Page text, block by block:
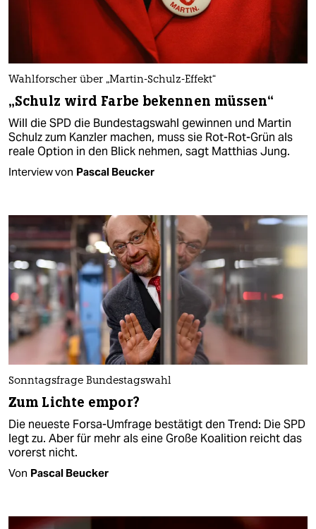
Wahlforscher über „Martin-Schulz-Effekt“
„Schulz wird Farbe bekennen müssen“
Will die SPD die Bundestagswahl gewinnen und Martin
Schulz zum Kanzler machen, muss sie Rot-Rot-Grün als
reale Option in den Blick nehmen, sagt Matthias Jung.
Interview von Pascal Beucker
Sonntagsfrage Bundestagswahl
Zum Lichte empor?
Die neueste Forsa-Umfrage bestätigt den Trend: Die SPD
legt zu. Aber für mehr als eine Große Koalition reicht das
vorerst nicht.
Von Pascal Beucker